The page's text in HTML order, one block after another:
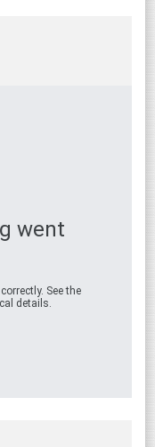
went
See the
details.